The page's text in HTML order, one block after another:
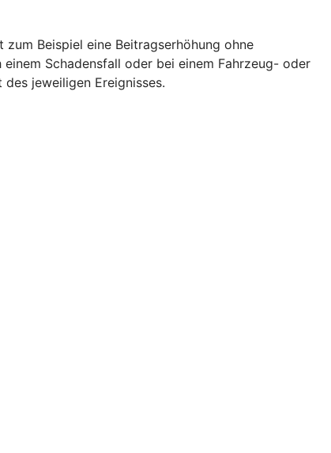
Beispiel eine Beitragserhöhung ohne
Schadensfall oder bei einem Fahrzeug- oder
des jeweiligen Ereignisses.